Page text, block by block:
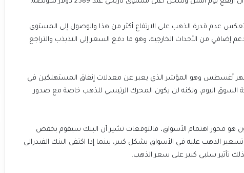
عدم قدرة الذهب على الارتفاع أكثر من هذا والوصول إلى المستوى
على دعم إضافي من الأحداث الخارجية، وهو ما دفع السعر إلى التذبذب والتراجع
شهر أغسطس وهو المؤشر الذي يعبر عن معدلات إنفاق المستهلكين في
السوق اليوم، ولكنه لن يكون المحرك الرئيسي للذهب خاصة مع صدور
هو محور اهتمام الأسواق، فالتوقعات تشير أن البنك سيقوم بخفض
أساس وهو ما تم تسعير الذهب عليه في الأسواق بشكل كبير، بينما إذا اكتفى البنك الفيدرالي